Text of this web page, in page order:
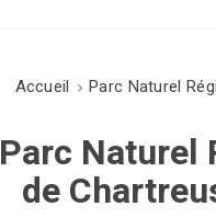
Accueil Parc Naturel
Parc Naturel
de